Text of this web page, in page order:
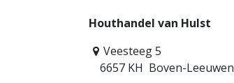
Houthandel van Hulst
Veesteeg 5
6657 KH Boven-Leeuwen